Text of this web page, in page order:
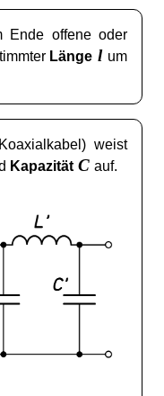
Ende offene oder
Länge l um
weist
Kapazität C auf.